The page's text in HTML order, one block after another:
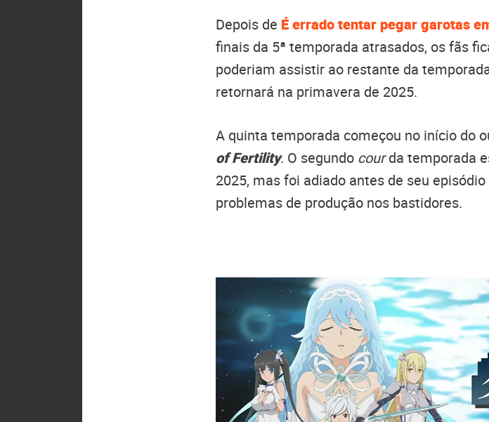
Depois de É errado tentar pegar garotas
finais da 5ª temporada atrasados, os fãs
poderiam assistir ao restante da
retornará na primavera de 2025.
A quinta temporada começou no início do
of Fertility. O segundo courda temporada
2025, mas foi adiado antes de seu
problemas de produção nos bastidores.